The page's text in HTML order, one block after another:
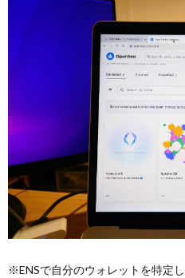
※ENSで自分のウォレットを特定